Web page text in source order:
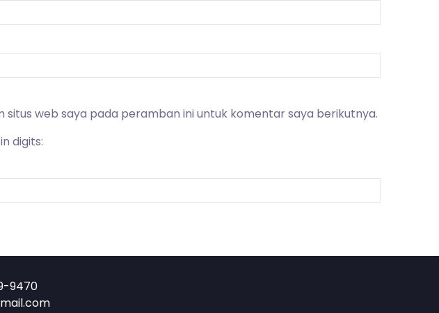
situs web saya pada peramban ini untuk komentar saya berikutnya.
digits:
9470